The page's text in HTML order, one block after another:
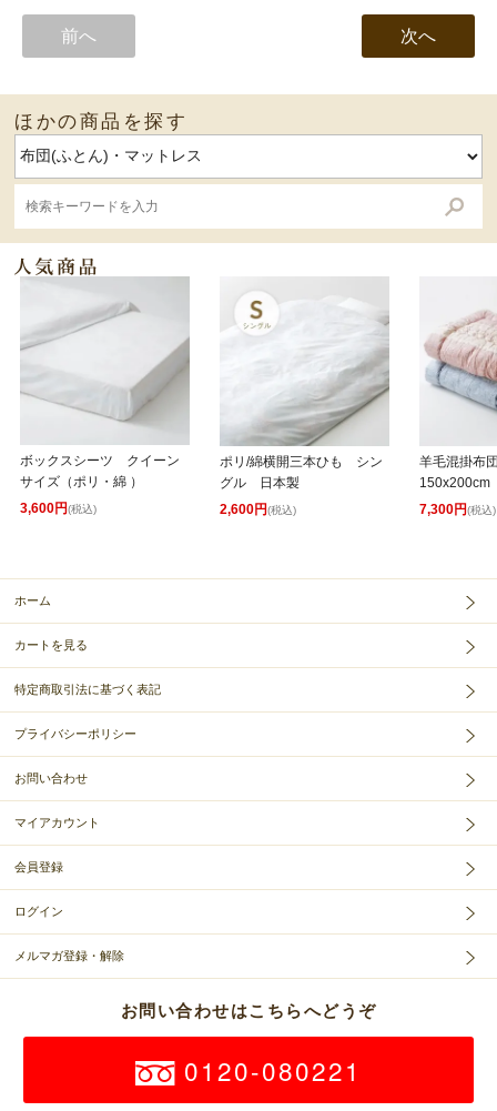
前へ 次へ
ほかの商品を探す
ボックスシーツ クイーン
サイズ（ポリ・綿 ）
3,600円(税込)
ポリ/綿横開三本ひも シン
グル 日本製
2,600円(税込)
羊毛混掛布
150x200cm
7,300円(税込)
ホーム
カートを見る
特定商取引法に基づく表記
プライバシーポリシー
お問い合わせ
マイアカウント
会員登録
ログイン
メルマガ登録・解除
お問い合わせはこちらへどうぞ
0120-080221